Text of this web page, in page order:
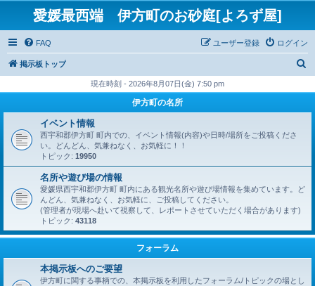
愛媛最西端 伊方町のお砂庭[よろず屋]
FAQ ログイン
ユーザー登録
掲示板トップ
現在時刻 - 2026年8月07日(金) 7:50 pm
伊方町の名所
イベント情報
西宇和郡伊方町 町内での、イベント情報(内容)や日時/場所をご投稿くださ
い。どんどん、気兼ねなく、お気軽に！！
トピック: 19950
名所や遊び場の情報
愛媛県西宇和郡伊方町 町内にある観光名所や遊び場情報を集めています。ど
んどん、気兼ねなく、お気軽に、ご投稿してください。
(管理者が現場へ赴いて視察して、レポートさせていただく場合があります)
トピック: 43118
フォーラム
本掲示板へのご要望
伊方町に関する事柄での、本掲示板を利用したフォーラム/トピックの場とし